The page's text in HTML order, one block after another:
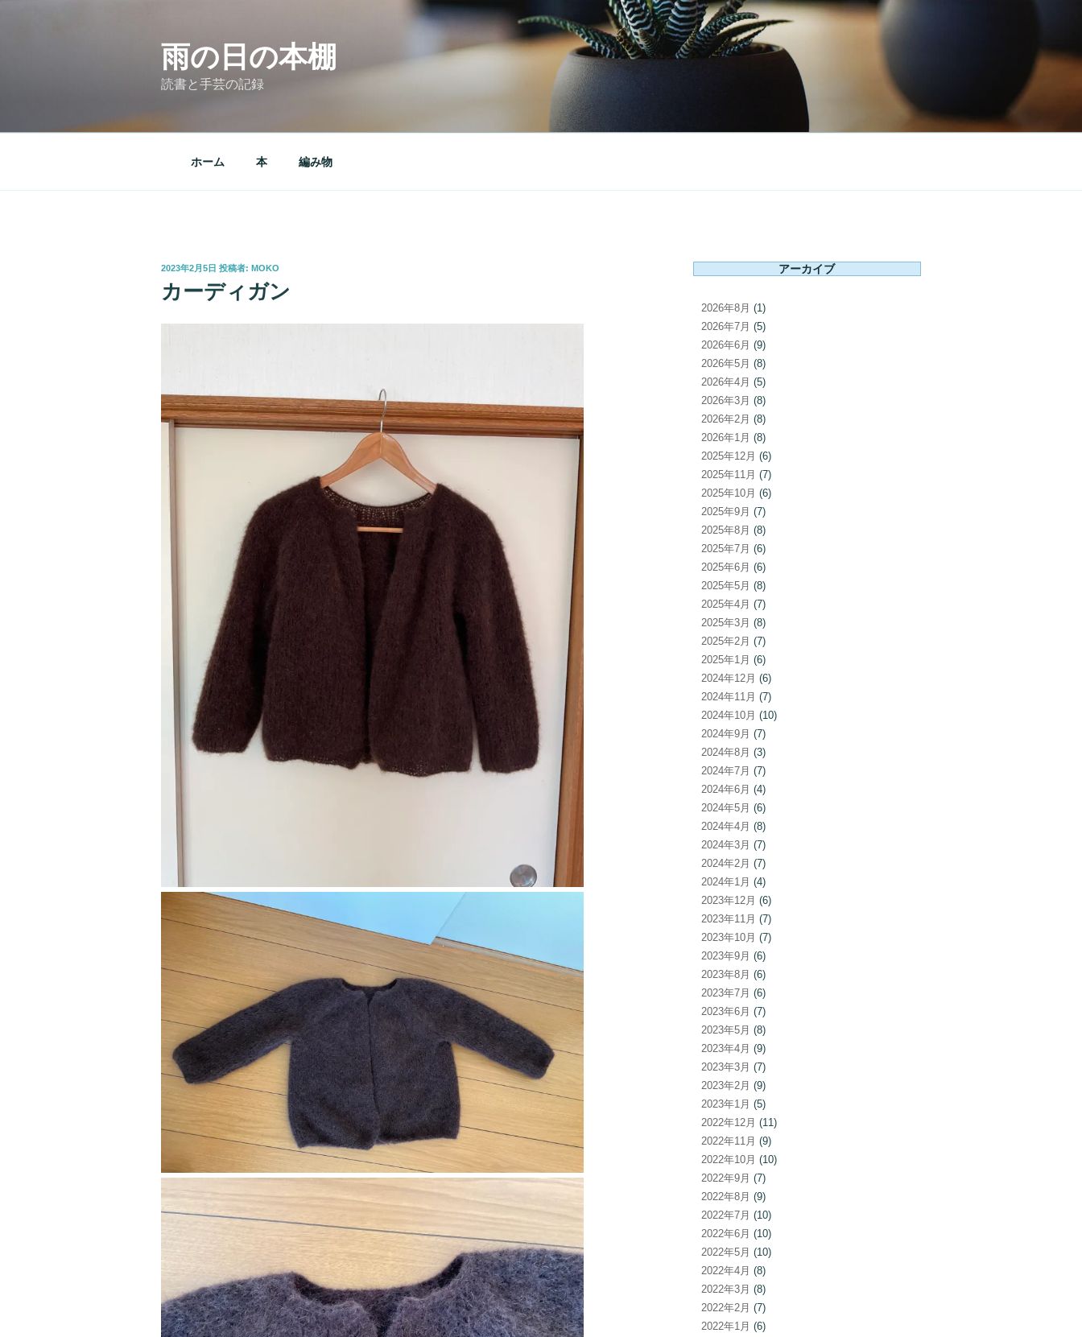
雨の日の本棚
読書と手芸の記録
ホーム 本 編み物
投
日:
2023年2月5日 投稿者: MOKO
カーディガン
アーカイブ
2026年8月 (1)
2026年7月 (5)
2026年6月 (9)
2026年5月 (8)
2026年4月 (5)
2026年3月 (8)
2026年2月 (8)
2026年1月 (8)
2025年12月 (6)
2025年11月 (7)
2025年10月 (6)
2025年9月 (7)
2025年8月 (8)
2025年7月 (6)
2025年6月 (6)
2025年5月 (8)
2025年4月 (7)
2025年3月 (8)
2025年2月 (7)
2025年1月 (6)
2024年12月 (6)
2024年11月 (7)
2024年10月 (10)
2024年9月 (7)
2024年8月 (3)
2024年7月 (7)
2024年6月 (4)
2024年5月 (6)
2024年4月 (8)
2024年3月 (7)
2024年2月 (7)
2024年1月 (4)
2023年12月 (6)
2023年11月 (7)
2023年10月 (7)
2023年9月 (6)
2023年8月 (6)
2023年7月 (6)
2023年6月 (7)
2023年5月 (8)
2023年4月 (9)
2023年3月 (7)
2023年2月 (9)
2023年1月 (5)
2022年12月 (11)
2022年11月 (9)
2022年10月 (10)
2022年9月 (7)
2022年8月 (9)
2022年7月 (10)
2022年6月 (10)
2022年5月 (10)
2022年4月 (8)
2022年3月 (8)
2022年2月 (7)
2022年1月 (6)